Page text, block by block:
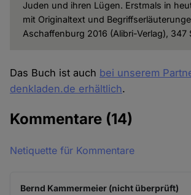
Juden und ihren Lügen. Erstmals in
mit Originaltext und
Aschaffenburg 2016 (Alibri-Verlag), 347
Das Buch ist auch bei unserem
denkladen.de erhältlich.
Kommentare (14)
Netiquette für Kommentare
Bernd Kammermeier (nicht überprüft)